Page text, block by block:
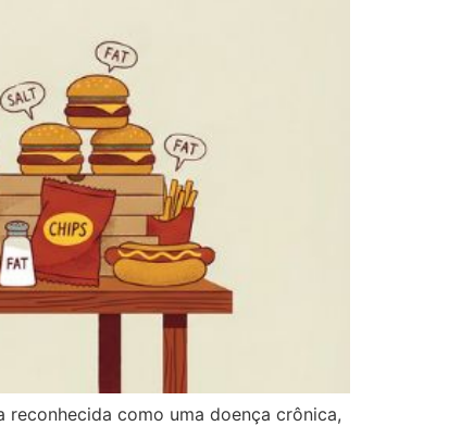
como uma doença crônica,